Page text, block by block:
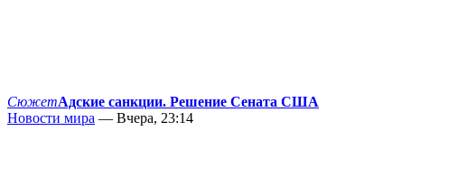
СюжетАдские санкции. Решение Сената США
Новости мира — Вчера, 23:14